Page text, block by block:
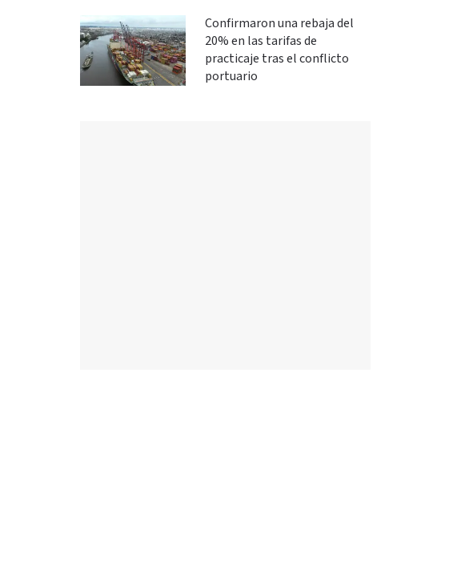
Confirmaron una rebaja del
20% en las tarifas de
practicaje tras el conflicto
portuario